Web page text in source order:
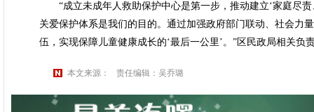
“成立未成年人救助保护中心是第一步，推动建立‘家庭尽责
关爱保护体系是我们的目的。通过加强政府部门联动、社会力
伍，实现保障儿童健康成长的‘最后一公里’。”区民政局相关负
本文来源： 责任编辑：吴乔璐